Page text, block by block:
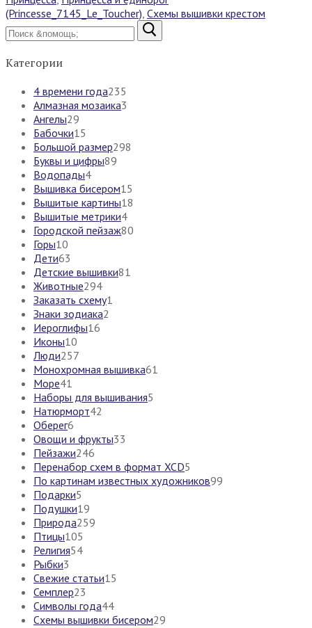
(Princesse_7145_Le_Toucher) Схемы вышивки крестом
Найти:
Категории
4 времени года235
Алмазная мозаика3
Ангелы29
Бабочки15
Большой размер298
Буквы и цифры89
Водопады4
Вышивка бисером15
Вышитые картины18
Вышитые метрики4
Городской пейзаж80
Горы10
Дети63
Детские вышивки81
Животные294
Заказать схему1
Знаки зодиака2
Иероглифы16
Иконы10
Люди257
Монохромная вышивка61
Море41
Наборы для вышивания5
Натюрморт42
Оберег6
Овощи и фрукты33
Пейзажи246
Перенабор схем в формат XCD5
По картинам известных художников99
Подарки5
Подушки19
Природа259
Птицы105
Религия54
Рыбки3
Свежие статьи15
Семплер23
Символы года44
Схемы вышивки бисером29